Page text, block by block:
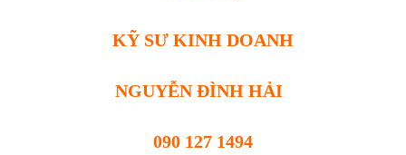
KỸ SƯ KINH DOANH
NGUYỄN ĐÌNH HẢI
090 127 1494